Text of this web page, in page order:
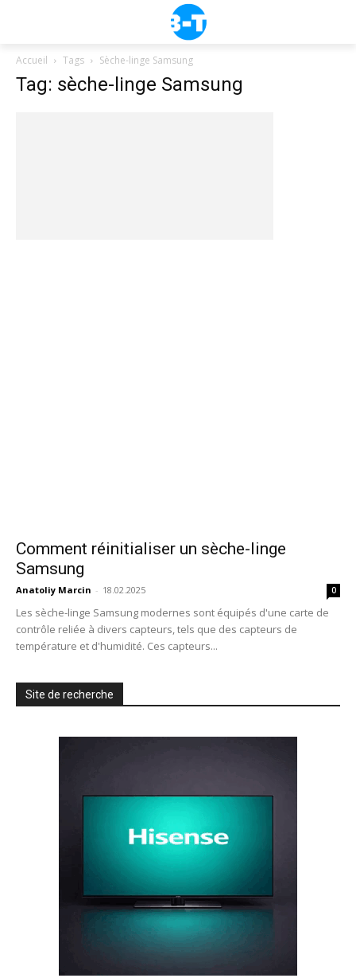
Accueil Tags Sèche-linge Samsung
Tag: sèche-linge Samsung
Comment réinitialiser un sèche-linge
Samsung
Anatoliy Marcin - 18.02.2025 0
Les sèche-linge Samsung modernes sont équipés d'une carte de
contrôle reliée à divers capteurs, tels que des capteurs de
température et d'humidité. Ces capteurs...
Site de recherche